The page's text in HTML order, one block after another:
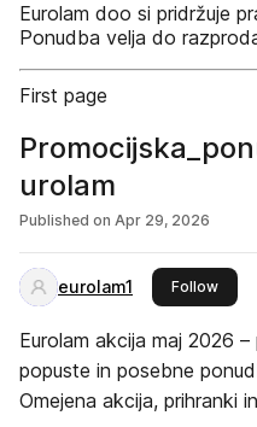
Eurolam doo si pridržuje
Ponudba velja do
First page
urolam
Published on Apr 29, 2026
eurolam1 Followthis
Eurolam akcija maj 2026
popuste in posebne
Omejena akcija, prihranki